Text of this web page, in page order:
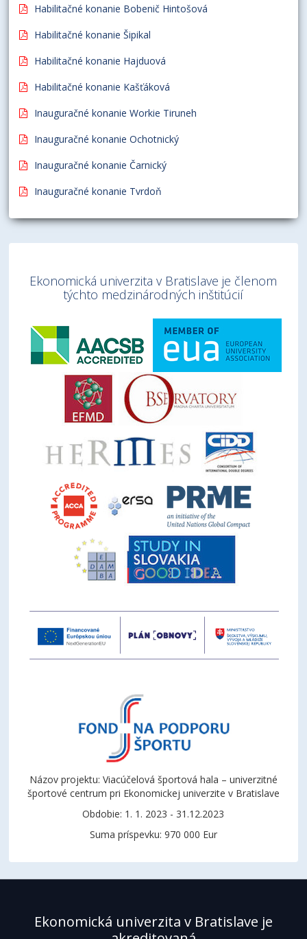
Habilitačné konanie Bobenič Hintošová
Habilitačné konanie Šipikal
Habilitačné konanie Hajduová
Habilitačné konanie Kašťáková
Inauguračné konanie Workie Tiruneh
Inauguračné konanie Ochotnický
Inauguračné konanie Čarnický
Inauguračné konanie Tvrdoň
Ekonomická univerzita v Bratislave je členom
týchto medzinárodných inštitúcií
Názov projektu: Viacúčelová športová hala – univerzitné
športové centrum pri Ekonomickej univerzite v Bratislave
Obdobie: 1. 1. 2023 - 31.12.2023
Suma príspevku: 970 000 Eur
Ekonomická univerzita v Bratislave je